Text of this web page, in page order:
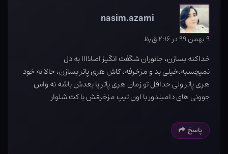
nasim.azami
۹ بهمن ۹۹ در ۲:۱۶ ق٫ظ
خداکنه بسازن، جانوران شگفت انگیز اصلاااا به دل
نمیچسبه،خیلی بد و مزخرفه، کاش هری پاتر بسازن، حالا نه خود
هری پاتر ولی حداقل تو زمان هری پاتر یا بعدش باشه نه واس
جوونی های دامبلدور با اون تیپ مزخرفش با کت شلوار
پاسخ